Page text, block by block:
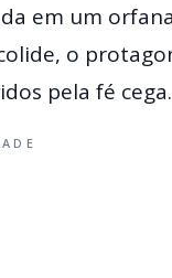
em um
o
pela fé cega.